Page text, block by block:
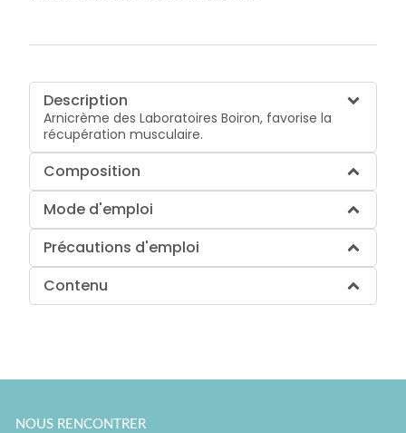
Description
Arnicrème des Laboratoires Boiron, favorise la
récupération musculaire.
Composition
Mode d'emploi
Précautions d'emploi
Contenu
NOUS RENCONTRER